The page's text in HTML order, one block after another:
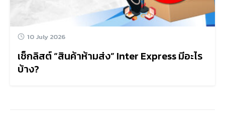
10 July 2026
เช็กลิสต์ “สินค้าห้ามส่ง” Inter Express มีอะไร
บ้าง?